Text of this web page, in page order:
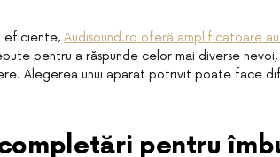
eficiente, Audisound.ro oferă amplificatoare
pentru a răspunde celor mai diverse
Alegerea unui aparat potrivit poate face
pentru